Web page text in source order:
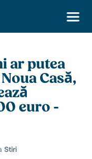
ar putea
Casă,
euro -
Stiri